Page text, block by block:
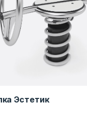
Эстетик